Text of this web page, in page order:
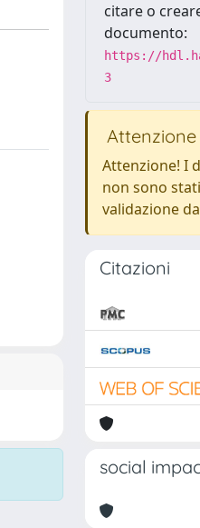
citare o
documento:
https://
3
Attenzione
Attenzione! I
non sono
validazione
Citazioni
social